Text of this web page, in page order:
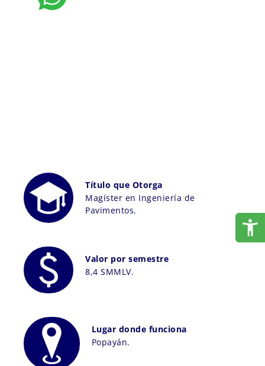
Título que Otorga
Magíster en Ingeniería de
Pavimentos.
Valor por semestre
8,4 SMMLV.
Lugar donde funciona
Popayán.